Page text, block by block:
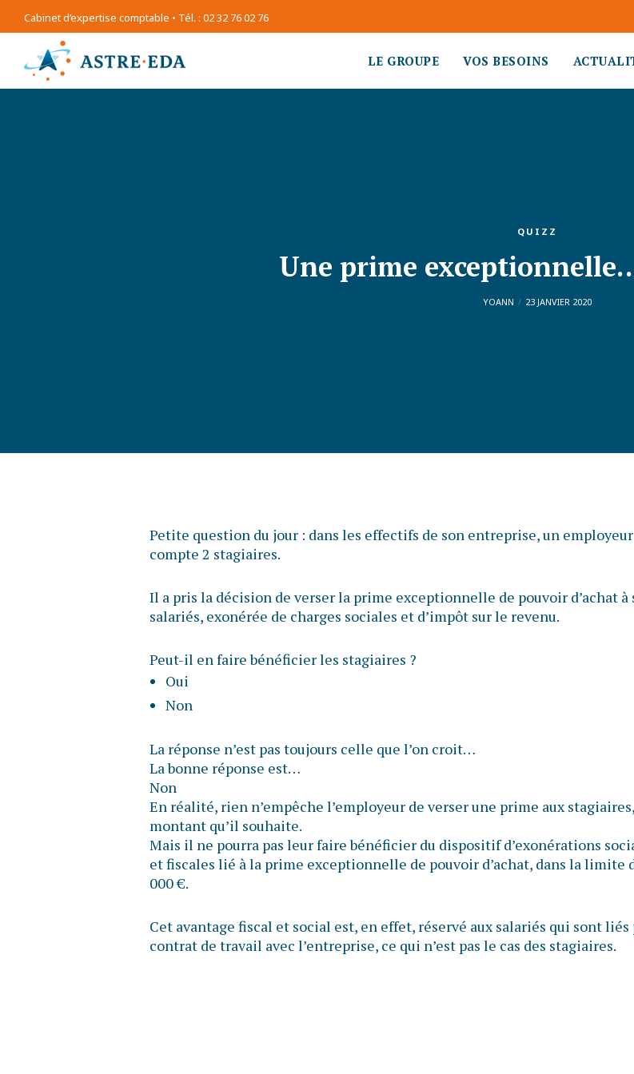
Cabinet d’expertise comptable • Tél. : 02 32 76 02 76
LE GROUPE VOS BESOINS
QUIZZ
Une prime
YOANN 23 JANVIER 2020
Petite question du jour : dans les effectifs de son entreprise, un employeur
compte 2 stagiaires.
Il a pris la décision de verser la prime exceptionnelle de pouvoir d’achat à
salariés, exonérée de charges sociales et d’impôt sur le revenu.
Peut-il en faire bénéficier les stagiaires ?
Oui
Non
La réponse n’est pas toujours celle que l’on croit…
La bonne réponse est…
Non
En réalité, rien n’empêche l’employeur de verser une prime aux
montant qu’il souhaite.
Mais il ne pourra pas leur faire bénéficier du dispositif d’exonérations
et fiscales lié à la prime exceptionnelle de pouvoir d’achat, dans la limite
000 €.
Cet avantage fiscal et social est, en effet, réservé aux salariés qui sont liés
contrat de travail avec l’entreprise, ce qui n’est pas le cas des stagiaires.